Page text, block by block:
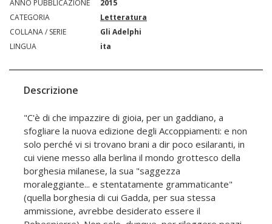
ANNO PUBBLICAZIONE
2015
CATEGORIA
Letteratura
COLLANA / SERIE
Gli Adelphi
LINGUA
ita
Descrizione
"C'è di che impazzire di gioia, per un gaddiano, a
sfogliare la nuova edizione degli Accoppiamenti: e non
solo perché vi si trovano brani a dir poco esilaranti, in
cui viene messo alla berlina il mondo grottesco della
borghesia milanese, la sua "saggezza
moraleggiante... e stentatamente grammaticante"
(quella borghesia di cui Gadda, per sua stessa
ammissione, avrebbe desiderato essere il